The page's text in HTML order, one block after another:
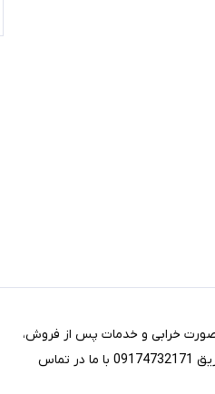
استوک خدمت شما هستیم. همراه با 7 روز مهلت تست در صورت خرابی و خدمات پس از فروش،
شرکت آماده ارائه خدمات به شما می‌باشد (جهت تماشای عکس یا فیلم کالای موردنظرتان، راهنمایی و مشاوره خرید از طریق 09174732171 با ما در تماس